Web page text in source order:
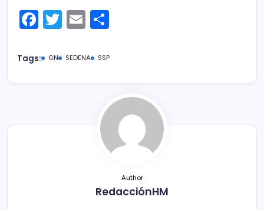
F
a
c
T
w
itt
E
m
ai m
ar
tir
Tags: GN SEDENA SSP
Author
RedacciónHM